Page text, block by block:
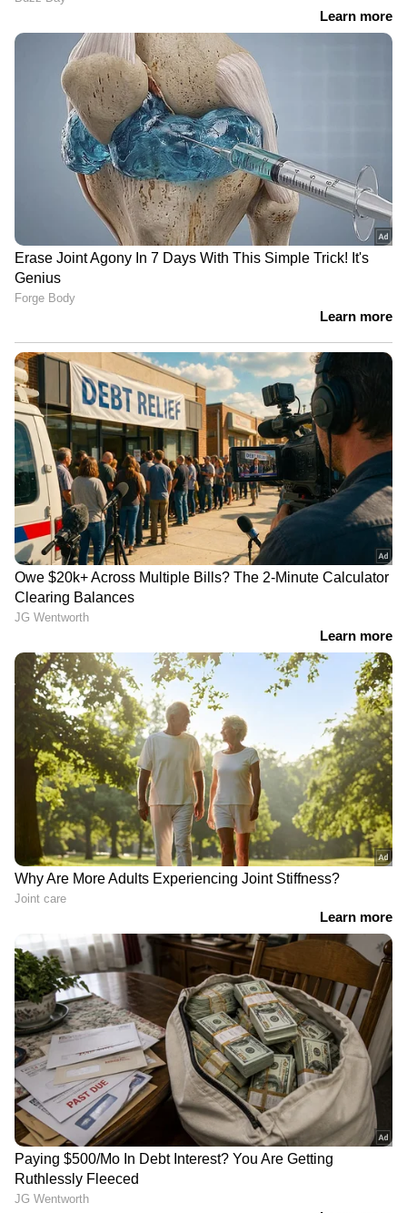
തന്റെ കുട്ടികൾ ഇരു രാജ്യങ്ങളിലെയും
ജീവിതസാഹചര്യങ്ങൾ അനുഭവിച്ചറിയണമെന്ന്
ഹരിത് ആഗ്രഹിക്കുന്നു. 'ജർമ്മനിയിലെ
അച്ചടക്കവും ആഗോള കാഴ്ചപ്പാടുകളും അവർ
മനസ്സിലാക്കണം. ഒപ്പം ഇന്ത്യയുടെ സ്നേഹവും
സംസ്കാരവും കുടുംബബന്ധങ്ങളുടെ
ഊഷ്മളതയും അവർ തൊട്ടറിയണം' എന്നാണ്
അദ്ദേഹം എഴുതിയത്.
ഇതൊരു താൽക്കാലിക മടങ്ങിവരവല്ല.
കൃത്യമായ പ്ലാനിങ്ങോടെ എടുത്ത
തീരുമാനമാണെന്നും ഹരിത് വ്യക്തമാക്കി.
'ജർമ്മനിയെ എപ്പോഴും കൃതജ്ഞതയോടെ
എന്റെ വീടാണ്. രണ്ട് രാജ്യങ്ങൾ, രണ്ട് വീടുകൾ,
പക്ഷേ ഒരൊറ്റ ഹൃദയം' എന്നാണ് ഹരിത്
കുറിച്ചത്. സ്വന്തം വേരുകളിലേക്ക് മടങ്ങുക
എന്നത് വളരെ മികച്ച തീരുമാനമാണ് എന്ന്
പലരും അഭിപ്രായപ്പെട്ടു.
ഞങ്ങളുടെ വീടുകളിൽ കയറി' |
Arjun Aayanki